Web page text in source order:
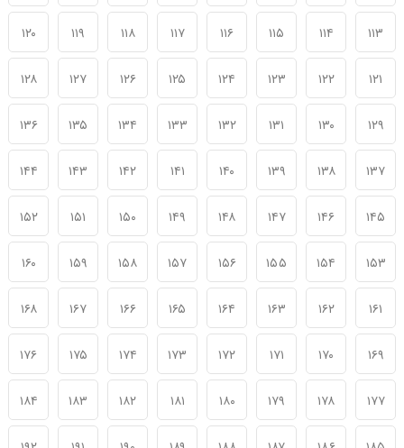
۱۱۳ ۱۱۴ ۱۱۵ ۱۱۶ ۱۱۷ ۱۱۸ ۱۱۹ ۱۲۰
۱۲۱ ۱۲۲ ۱۲۳ ۱۲۴ ۱۲۵ ۱۲۶ ۱۲۷ ۱۲۸
۱۲۹ ۱۳۰ ۱۳۱ ۱۳۲ ۱۳۳ ۱۳۴ ۱۳۵ ۱۳۶
۱۳۷ ۱۳۸ ۱۳۹ ۱۴۰ ۱۴۱ ۱۴۲ ۱۴۳ ۱۴۴
۱۴۵ ۱۴۶ ۱۴۷ ۱۴۸ ۱۴۹ ۱۵۰ ۱۵۱ ۱۵۲
۱۵۳ ۱۵۴ ۱۵۵ ۱۵۶ ۱۵۷ ۱۵۸ ۱۵۹ ۱۶۰
۱۶۱ ۱۶۲ ۱۶۳ ۱۶۴ ۱۶۵ ۱۶۶ ۱۶۷ ۱۶۸
۱۶۹ ۱۷۰ ۱۷۱ ۱۷۲ ۱۷۳ ۱۷۴ ۱۷۵ ۱۷۶
۱۷۷ ۱۷۸ ۱۷۹ ۱۸۰ ۱۸۱ ۱۸۲ ۱۸۳ ۱۸۴